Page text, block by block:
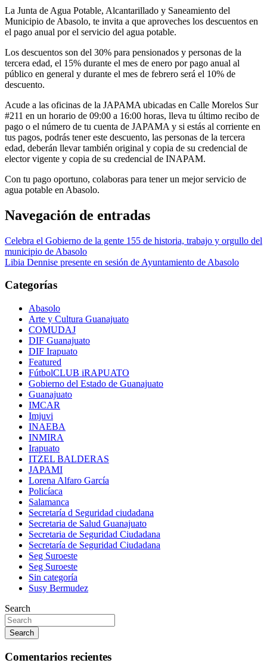
La Junta de Agua Potable, Alcantarillado y Saneamiento del
Municipio de Abasolo, te invita a que aproveches los descuentos en
el pago anual por el servicio del agua potable.
Los descuentos son del 30% para pensionados y personas de la
tercera edad, el 15% durante el mes de enero por pago anual al
público en general y durante el mes de febrero será el 10% de
descuento.
Acude a las oficinas de la JAPAMA ubicadas en Calle Morelos Sur
#211 en un horario de 09:00 a 16:00 horas, lleva tu último recibo de
pago o el número de tu cuenta de JAPAMA y si estás al corriente en
tus pagos, podrás tener este descuento, las personas de la tercera
edad, deberán llevar también original y copia de su credencial de
elector vigente y copia de su credencial de INAPAM.
Con tu pago oportuno, colaboras para tener un mejor servicio de
agua potable en Abasolo.
Navegación de entradas
Celebra el Gobierno de la gente 155 de historia, trabajo y orgullo del
municipio de Abasolo
Libia Dennise presente en sesión de Ayuntamiento de Abasolo
Categorías
Abasolo
Arte y Cultura Guanajuato
COMUDAJ
DIF Guanajuato
DIF Irapuato
Featured
FútbolCLUB iRAPUATO
Gobierno del Estado de Guanajuato
Guanajuato
IMCAR
Imjuvi
INAEBA
INMIRA
Irapuato
ITZEL BALDERAS
JAPAMI
Lorena Alfaro García
Policíaca
Salamanca
Secretaría d Seguridad ciudadana
Secretaria de Salud Guanajuato
Secretaria de Seguridad Ciudadana
Secretaría de Seguridad Ciudadana
Seg Suroeste
Seg Suroeste
Sin categoría
Susy Bermudez
Search
Search
Comentarios recientes